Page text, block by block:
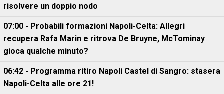
risolvere un doppio nodo
07:00 - Probabili formazioni Napoli-Celta: Allegri
recupera Rafa Marin e ritrova De Bruyne, McTominay
gioca qualche minuto?
06:42 - Programma ritiro Napoli Castel di Sangro: stasera
Napoli-Celta alle ore 21!